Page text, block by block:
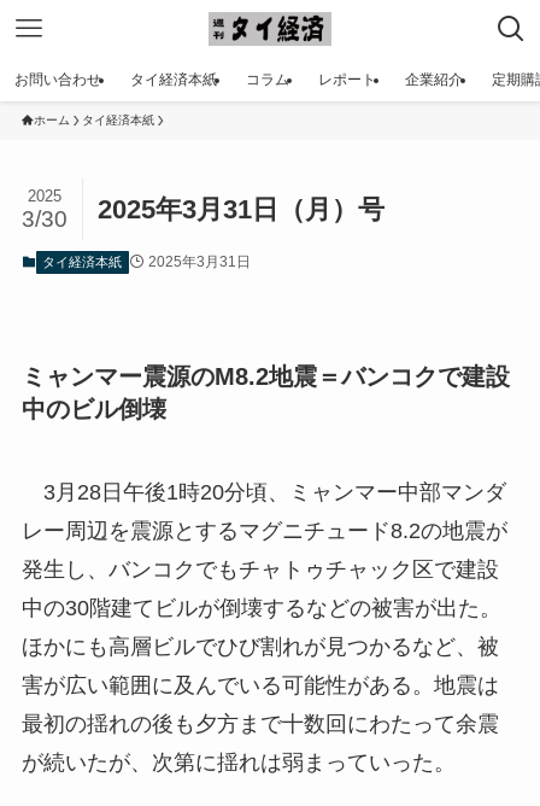
お問い合わせ タイ経済本紙 コラム レポート 企業紹介 定期購
ホーム タイ経済本紙
2025年3月31日（月）号
2025
3/30
タイ経済本紙 2025年3月31日
ミャンマー震源のM8.2地震＝バンコクで建設
中のビル倒壊
3月28日午後1時20分頃、ミャンマー中部マンダ
レー周辺を震源とするマグニチュード8.2の地震が
発生し、バンコクでもチャトゥチャック区で建設
中の30階建てビルが倒壊するなどの被害が出た。
ほかにも高層ビルでひび割れが見つかるなど、被
害が広い範囲に及んでいる可能性がある。地震は
最初の揺れの後も夕方まで十数回にわたって余震
が続いたが、次第に揺れは弱まっていった。